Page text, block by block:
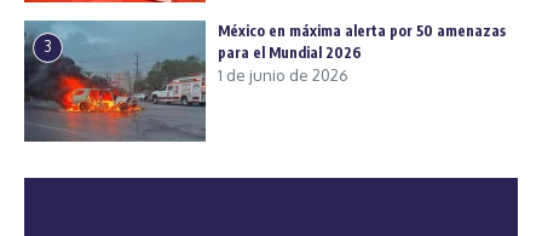
3
México en máxima alerta por 50 amenazas
para el Mundial 2026
1 de junio de 2026